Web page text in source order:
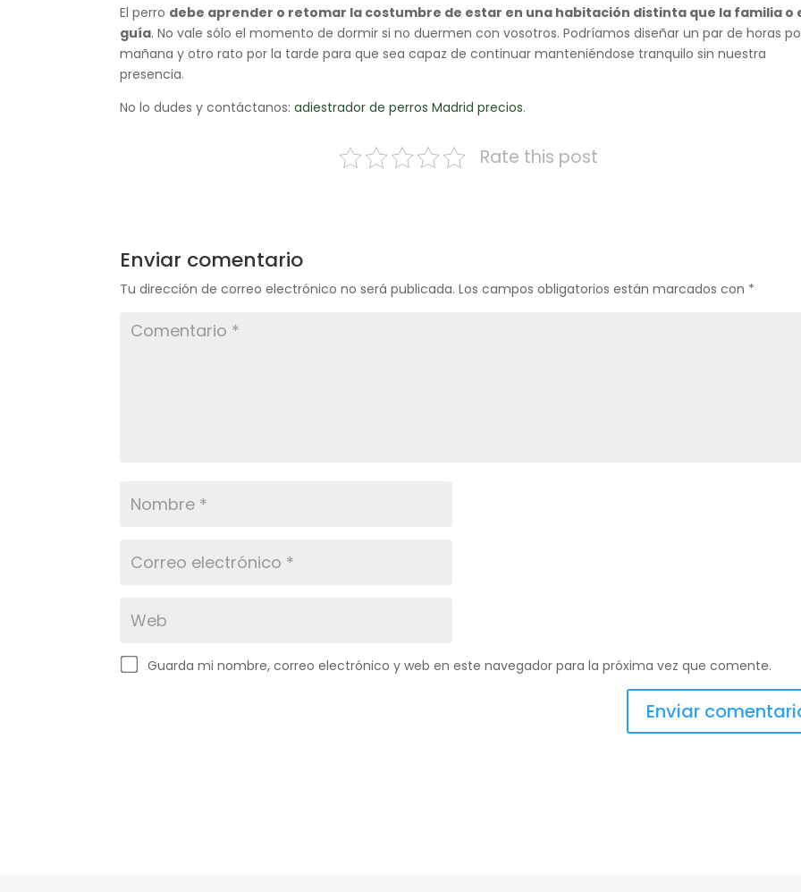
El perro debe aprender o retomar la costumbre de estar en una habitación distinta que la familia o
guía. No vale sólo el momento de dormir si no duermen con vosotros. Podríamos diseñar un par de horas
mañana y otro rato por la tarde para que sea capaz de continuar manteniéndose tranquilo sin nuestra
presencia.
No lo dudes y contáctanos:adiestrador de perros Madrid precios.
Rate this post
Enviar comentario
Tu dirección de correo electrónico no será publicada. Los campos obligatorios están marcados con *
Guarda mi nombre, correo electrónico y web en este navegador para la próxima vez que comente.